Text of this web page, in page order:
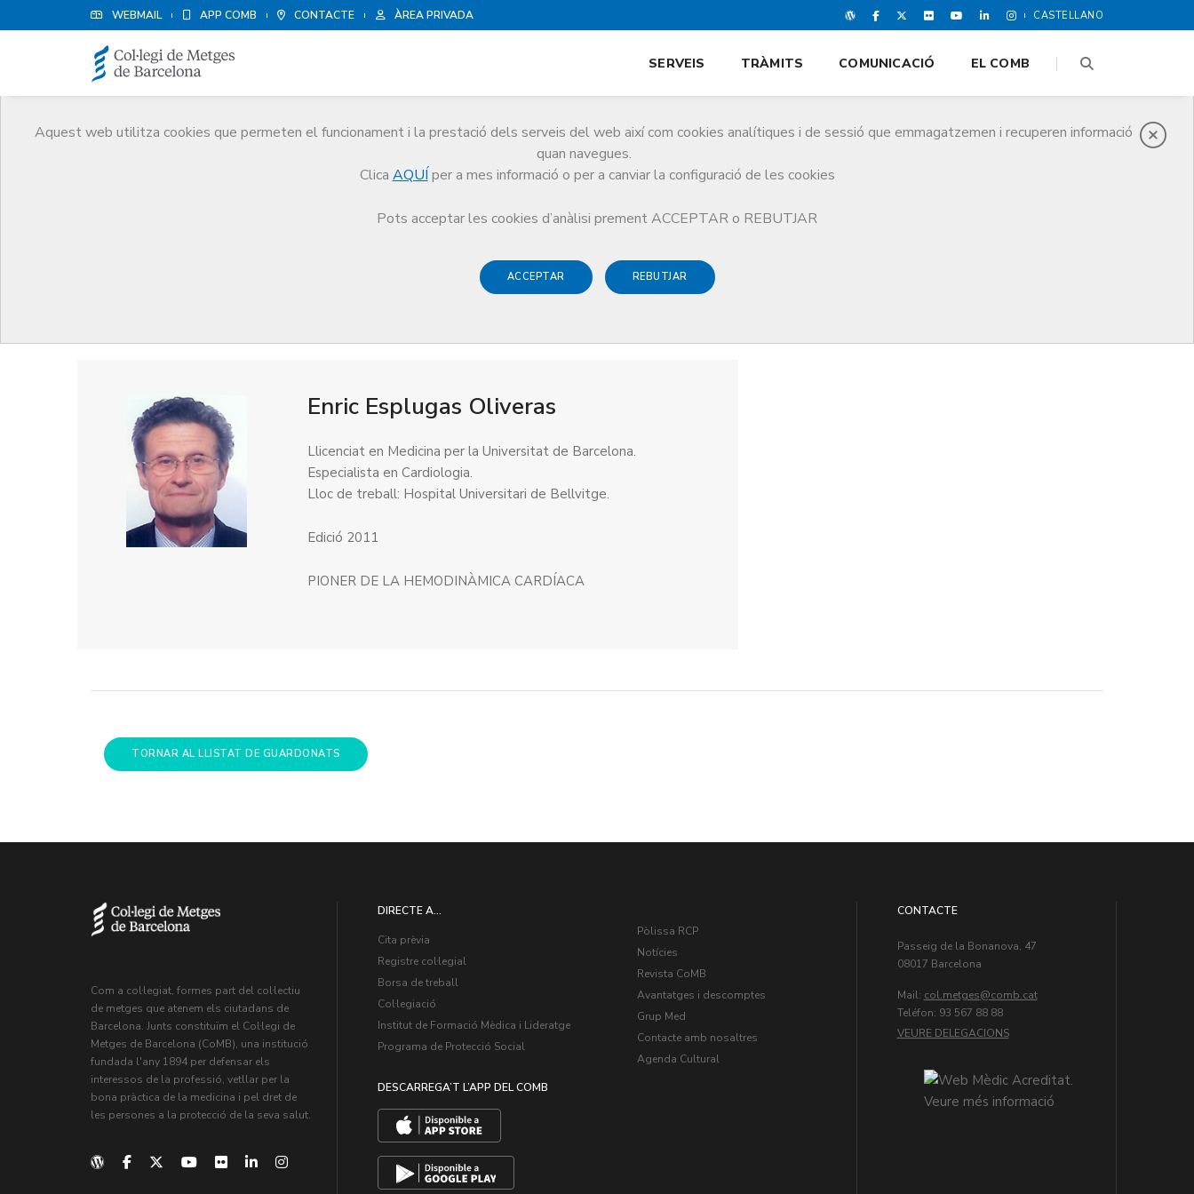
WEBMAIL APP COMB CONTACTE ÀREA PRIVADA CASTELLANO
Aquest web utilitza cookies que permeten el funcionament i la prestació dels serveis del web així com cookies analítiques i de sessió que emmagatzemen i recuperen informació
quan navegues.
Clica AQUÍ per a mes informació o per a canviar la configuració de les cookies
Pots acceptar les cookies d’anàlisi prement ACCEPTAR o REBUTJAR
ACCEPTAR REBUTJAR
SERVEIS TRÀMITS COMUNICACIÓ EL COMB
Guardonat Edició 2011
Enric Esplugas Oliveras
Llicenciat en Medicina per la Universitat de Barcelona.
Especialista en Cardiologia.
Lloc de treball: Hospital Universitari de Bellvitge.
Edició 2011
PIONER DE LA HEMODINÀMICA CARDÍACA
TORNAR AL LLISTAT DE GUARDONATS
Com a col·legiat, formes part del col·lectiu
de metges que atenem els ciutadans de
Barcelona. Junts constituïm el Col·legi de
Metges de Barcelona (CoMB), una institució
fundada l'any 1894 per defensar els
interessos de la professió, vetllar per la
bona pràctica de la medicina i pel dret de
les persones a la protecció de la seva salut.
DIRECTE A...
Cita prèvia
Registre col·legial
Borsa de treball
Col·legiació
Institut de Formació Mèdica i Lideratge
Programa de Protecció Social
DESCARREGA’T L’APP DEL COMB
Pòlissa RCP
Notícies
Revista CoMB
Avantatges i descomptes
Grup Med
Contacte amb nosaltres
Agenda Cultural
CONTACTE
Passeig de la Bonanova, 47
08017 Barcelona
Mail: col.metges
Teléfon: 93 567 88 88
VEURE DELEGACIONS